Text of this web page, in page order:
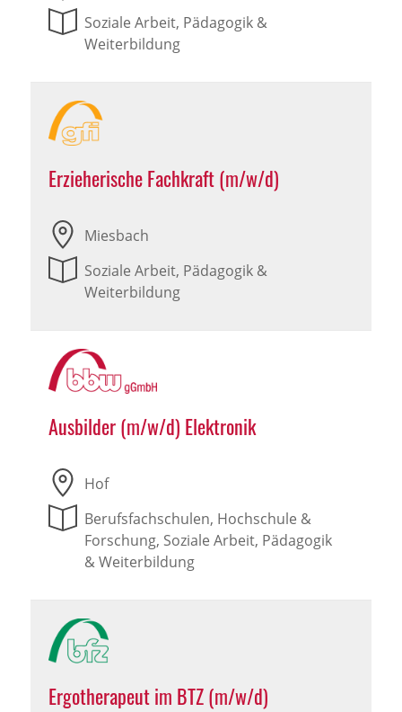
Soziale Arbeit, Pädagogik &
Weiterbildung
Erzieherische Fachkraft (m/w/d)
Miesbach
Soziale Arbeit, Pädagogik &
Weiterbildung
Ausbilder (m/w/d) Elektronik
Hof
Berufsfachschulen, Hochschule &
Forschung, Soziale Arbeit, Pädagogik
& Weiterbildung
Ergotherapeut im BTZ (m/w/d)